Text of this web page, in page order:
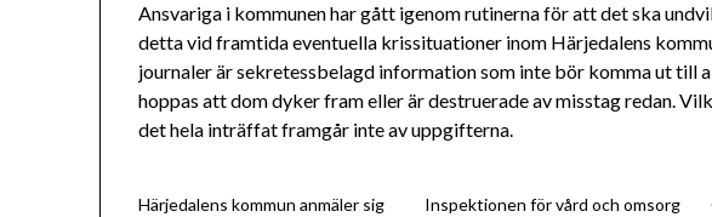
Ansvariga i kommunen har gått igenom rutinerna för att det ska
detta vid framtida eventuella krissituationer inom Härjedalens
journaler är sekretessbelagd information som inte bör komma ut till
hoppas att dom dyker fram eller är destruerade av misstag redan.
det hela inträffat framgår inte av uppgifterna.
Härjedalens kommun anmäler sig
Inspektionen för vård och omsorg